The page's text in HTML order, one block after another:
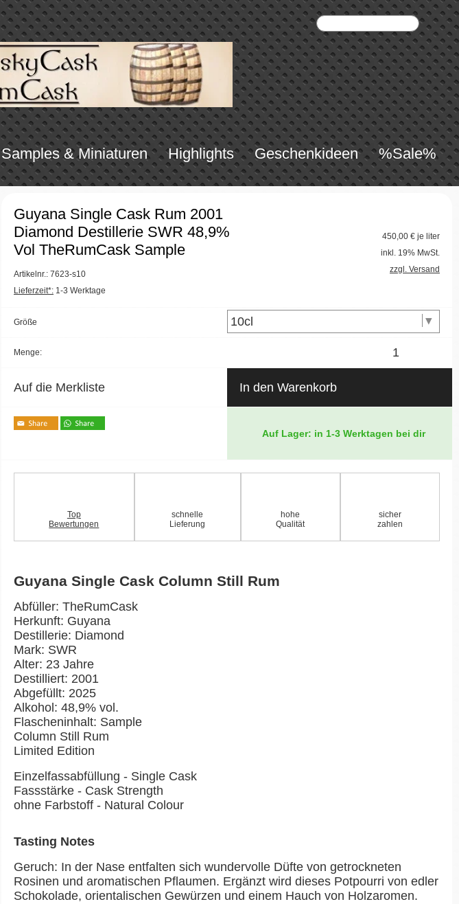
Samples & Miniaturen Highlights Geschenkideen %Sale%
Guyana Single Cask Rum 2001
Diamond Destillerie SWR 48,9%
Vol TheRumCask Sample
Artikelnr.: 7623-s10
Lieferzeit*: 1-3 Werktage
450,00 € je liter
inkl. 19% MwSt.
zzgl. Versand
Größe
Menge:
Auf die Merkliste In den Warenkorb
Auf Lager: in 1-3 Werktagen bei dir
Top
Bewertungen
schnelle
Lieferung
hohe
Qualität
sicher
zahlen
Guyana Single Cask Column Still Rum
Abfüller: TheRumCask
Herkunft: Guyana
Destillerie: Diamond
Mark: SWR
Alter: 23 Jahre
Destilliert: 2001
Abgefüllt: 2025
Alkohol: 48,9% vol.
Flascheninhalt: Sample
Column Still Rum
Limited Edition
Einzelfassabfüllung - Single Cask
Fassstärke - Cask Strength
ohne Farbstoff - Natural Colour
Tasting Notes
Geruch: In der Nase entfalten sich wundervolle Düfte von getrockneten
Rosinen und aromatischen Pflaumen. Ergänzt wird dieses Potpourri von edler
Schokolade, orientalischen Gewürzen und einem Hauch von Holzaromen.